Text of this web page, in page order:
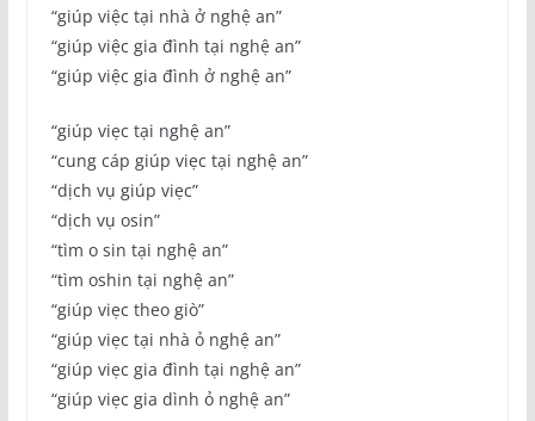
“giúp việc tại nhà ở nghệ an”
“giúp việc gia đình tại nghệ an”
“giúp việc gia đình ở nghệ an”
“giúp viẹc tại nghệ an”
“cung cáp giúp viẹc tại nghệ an”
“dịch vụ giúp viẹc”
“dịch vụ osin”
“tìm o sin tại nghệ an”
“tìm oshin tại nghệ an”
“giúp viẹc theo giò”
“giúp viẹc tại nhà ỏ nghệ an”
“giúp viẹc gia đình tại nghệ an”
“giúp viẹc gia dình ỏ nghệ an”